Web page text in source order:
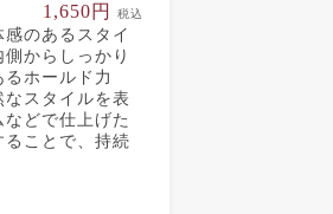
1,650円 税込
のあるスタイ
からしっかり
ホールド力
スタイルを表
どで仕上げた
ることで、持続